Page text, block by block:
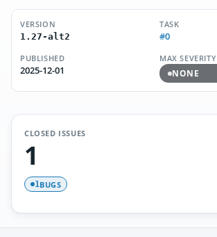
VERSION
1.27-alt2
TASK
#0
PUBLISHED
2025-12-01
MAX SEVERITY
NONE
CLOSED ISSUES
1
1BUGS